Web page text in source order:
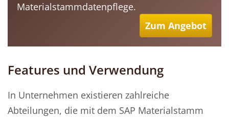
Materialstammdatenpflege.
Zum Angebot
Features und Verwendung
In Unternehmen existieren zahlreiche
Abteilungen, die mit dem SAP Materialstamm